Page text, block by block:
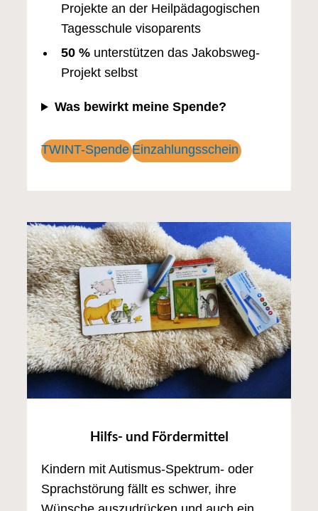
Projekte an der Heilpädagogischen
Tagesschule visoparents
50 % unterstützen das Jakobsweg-
Projekt selbst
Was bewirkt meine Spende?
TWINT-Spende Einzahlungsschein
Hilfs- und Fördermittel
Kindern mit Autismus-Spektrum- oder
Sprachstörung fällt es schwer, ihre